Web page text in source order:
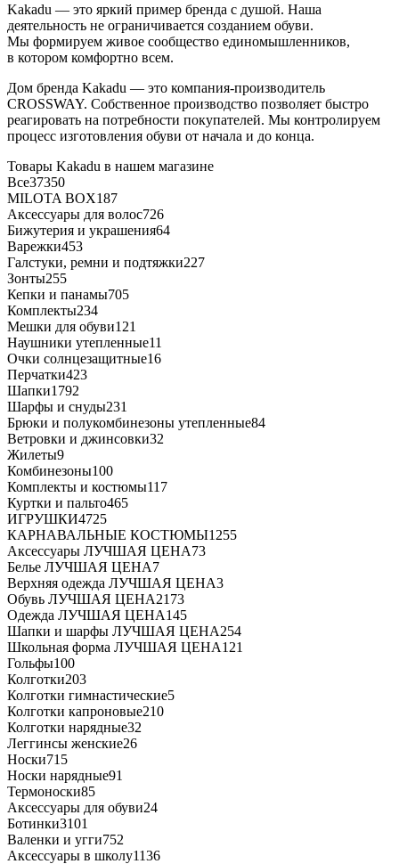
Kakadu — это яркий пример бренда с душой. Наша
деятельность не ограничивается созданием обуви.
Мы формируем живое сообщество единомышленников,
в котором комфортно всем.
Дом бренда Kakadu — это компания-производитель
CROSSWAY. Собственное производство позволяет быстро
реагировать на потребности покупателей. Мы контролируем
процесс изготовления обуви от начала и до конца.
Товары Kakadu в нашем магазине
Все37350
MILOTA BOX187
Аксессуары для волос726
Бижутерия и украшения64
Варежки453
Галстуки, ремни и подтяжки227
Зонты255
Кепки и панамы705
Комплекты234
Мешки для обуви121
Наушники утепленные11
Очки солнцезащитные16
Перчатки423
Шапки1792
Шарфы и снуды231
Брюки и полукомбинезоны утепленные84
Ветровки и джинсовки32
Жилеты9
Комбинезоны100
Комплекты и костюмы117
Куртки и пальто465
ИГРУШКИ4725
КАРНАВАЛЬНЫЕ КОСТЮМЫ1255
Аксессуары ЛУЧШАЯ ЦЕНА73
Белье ЛУЧШАЯ ЦЕНА7
Верхняя одежда ЛУЧШАЯ ЦЕНА3
Обувь ЛУЧШАЯ ЦЕНА2173
Одежда ЛУЧШАЯ ЦЕНА145
Шапки и шарфы ЛУЧШАЯ ЦЕНА254
Школьная форма ЛУЧШАЯ ЦЕНА121
Гольфы100
Колготки203
Колготки гимнастические5
Колготки капроновые210
Колготки нарядные32
Леггинсы женские26
Носки715
Носки нарядные91
Термоноски85
Аксессуары для обуви24
Ботинки3101
Валенки и угги752
Аксессуары в школу1136